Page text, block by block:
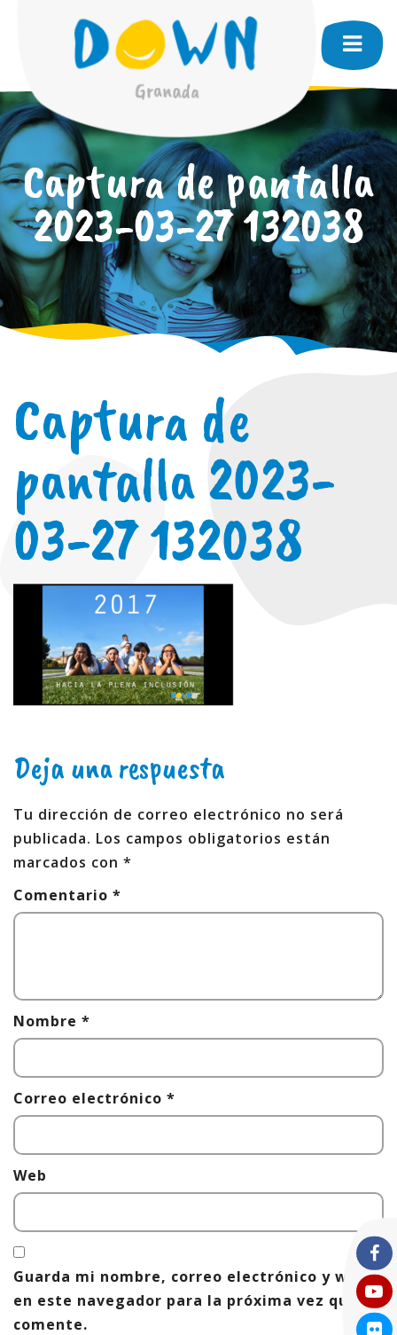
Captura de pantalla
2023-03-27 132038
Captura de
pantalla 2023-
03-27 132038
Deja una respuesta
Tu dirección de correo electrónico no será
publicada. Los campos obligatorios están
marcados con *
Comentario *
Nombre *
Correo electrónico *
Web
Guarda mi nombre, correo electrónico y web
en este navegador para la próxima vez que
comente.